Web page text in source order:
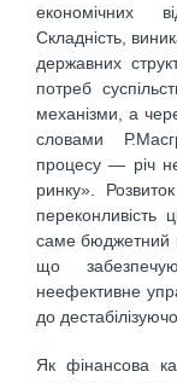
економічних
Складність,
державних
потреб
механізми, а
словами
процесу — річ
ринку».
переконливість
саме бюджетний
що
неефективне
до
Як фінансова